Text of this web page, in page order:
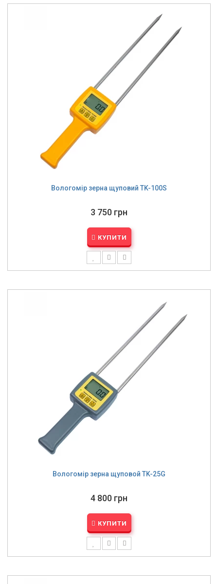
Вологомір зерна щуповий TK-100S
3 750 грн
КУПИТИ
Вологомір зерна щуповой TK-25G
4 800 грн
КУПИТИ